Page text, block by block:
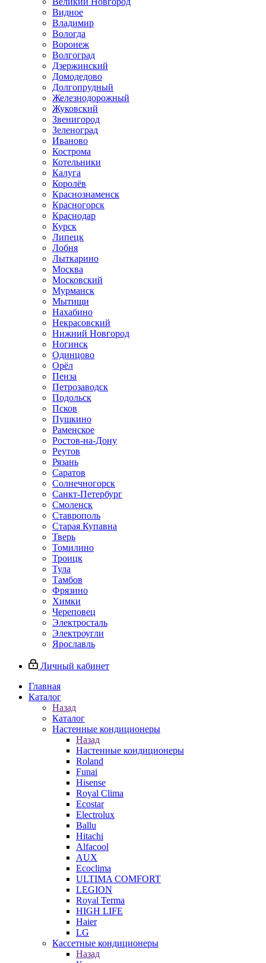
Видное
Владимир
Вологда
Воронеж
Волгоград
Дзержинский
Домодедово
Долгопрудный
Железнодорожный
Жуковский
Звенигород
Зеленоград
Иваново
Кострома
Котельники
Калуга
Королёв
Краснознаменск
Красногорск
Краснодар
Курск
Липецк
Лобня
Лыткарино
Москва
Московский
Мурманск
Мытищи
Нахабино
Некрасовский
Нижний Новгород
Ногинск
Одинцово
Орёл
Пенза
Петрозаводск
Подольск
Псков
Пушкино
Раменское
Ростов-на-Дону
Реутов
Рязань
Саратов
Солнечногорск
Санкт-Петербург
Смоленск
Ставрополь
Старая Купавна
Тверь
Томилино
Троицк
Тула
Тамбов
Фрязино
Химки
Череповец
Электросталь
Электроугли
Ярославль
Личный кабинет
Главная
Каталог
Назад
Каталог
Настенные кондиционеры
Назад
Настенные кондиционеры
Roland
Funai
Hisense
Royal Clima
Ecostar
Electrolux
Ballu
Hitachi
Alfacool
AUX
Ecoclima
ULTIMA COMFORT
LEGION
Royal Terma
HIGH LIFE
Haier
LG
Кассетные кондиционеры
Назад